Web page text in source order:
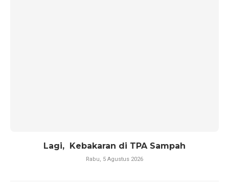
Lagi, Kebakaran di TPA Sampah
Rabu, 5 Agustus 2026